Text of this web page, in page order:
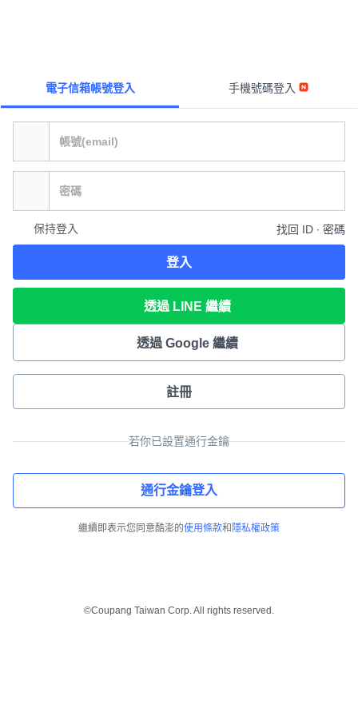
電子信箱帳號登入 手機號碼登入
保持登入 找回 ID ∙ 密碼
登入
透過 LINE 繼續
透過 Google 繼續
註冊
若你已設置通行金鑰
通行金鑰登入
繼續即表示您同意酷澎的使用條款和 隱私權政策
©Coupang Taiwan Corp. All rights reserved.